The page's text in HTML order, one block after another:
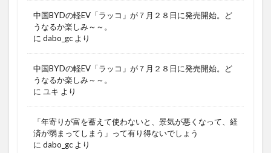
中国BYDの軽EV「ラッコ」が７月２８日に発売開始。ど
うなるか楽しみ～～。
に dabo_gc より
中国BYDの軽EV「ラッコ」が７月２８日に発売開始。ど
うなるか楽しみ～～。
に ユキ より
「年寄りが富を蓄えて使わないと、景気が悪くなって、経
済が弱まってしまう」って有り得ないでしょう
に dabo_gc より